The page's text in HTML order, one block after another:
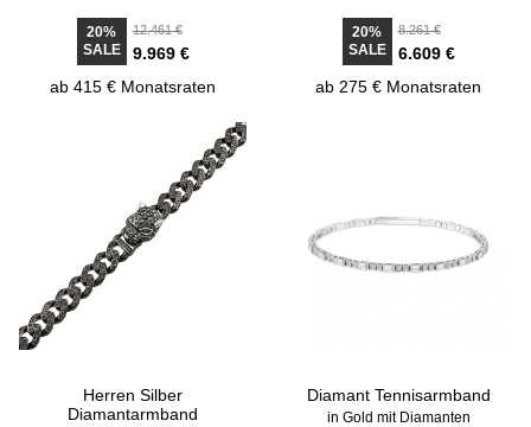
20%
SALE
12.461 €
9.969 €
ab 415 € Monatsraten
20%
SALE
8.261 €
6.609 €
ab 275 € Monatsraten
Herren Silber
Diamantarmband
Diamant Tennisarmband
in Gold mit Diamanten